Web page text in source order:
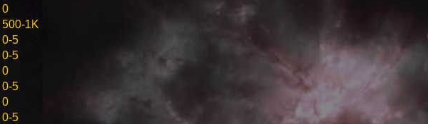
0
500-1K
0-5
0-5
0
0-5
0
0-5